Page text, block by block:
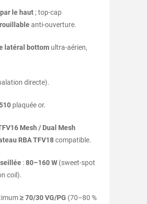
par le haut; top-cap
anti-ouverture.
latéral bottomultra-aérien,
directe).
plaquée or.
Mesh / Dual Mesh
RBA TFV18compatible.
:80–160 W(sweet-spot
coil).
≥ 70/30 VG/PG (70–80 %